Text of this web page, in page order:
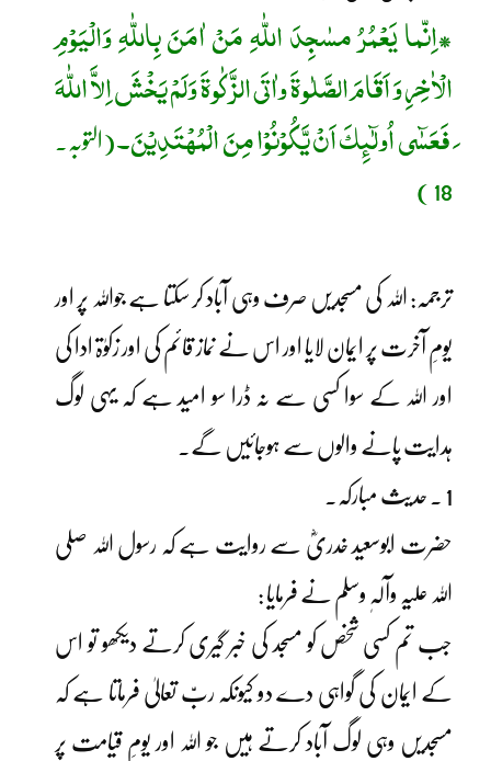
*اِنّما یَعْمُرُ مسٰجِدَ اللّٰہِ مَنْ اٰمَنَ بِاللّٰہِ وَالْیَوْمِ
الْاٰخِرِ وَ اَقَامَ الصَّلٰوۃَ واٰتَی الزَّکٰوۃَ وَلَمْ یَخْشَ اِلاَّ اللّٰہَ
َ فَعَسٰٓی اُولٰٓئِکَ اَنْ یَّکُوْنُوْا مِنَ الْمُھْتَدِیْنَ۔(التوبہ۔
18 )
ترجمہ: اللہ کی مسجدیں صرف وہی آباد کر سکتا ہے جواللہ پر اور
یومِ آخرت پر ایمان لایا اور اس نے نماز قائم کی اور زکوٰۃ ادا کی
اور اللہ کے سوا کسی سے نہ ڈرا سو امید ہے کہ یہی لوگ
ہدایت پانے والوں سے ہوجائیں گے۔
1 ۔ حدیث مبارکہ۔
حضرت ابوسعید خدریؓ سے روایت ہے کہ رسول اللہ صلی
اللہ علیہ وآلہٖ وسلم نے فرمایا :
جب تم کسی شخص کو مسجد کی خبر گیری کرتے دیکھو تو اس
کے ایمان کی گواہی دے دو کیونکہ ربّ تعالیٰ فرماتا ہے کہ
مسجدیں وہی لوگ آباد کرتے ہیں جو اللہ اور یومِ قیامت پر